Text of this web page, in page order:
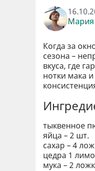
Мария
Когда за
сезона –
вкуса, где
нотки мака
тыквенное
яйца – 2 шт.
сахар – 4
цедра 1
мука – 2